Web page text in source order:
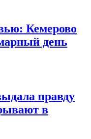
Кемерово
день
правду
в